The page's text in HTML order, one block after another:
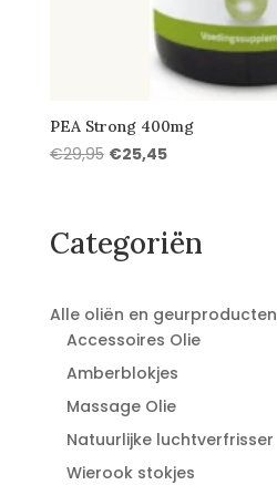
PEA Strong 400mg
€29,95 Oorspronkelijke
€29,95.
€25,45Huidige
€25,45.
Categoriën
Alle oliën en geurproducten
Accessoires Olie
Amberblokjes
Massage Olie
Natuurlijke luchtverfrisser
Wierook stokjes